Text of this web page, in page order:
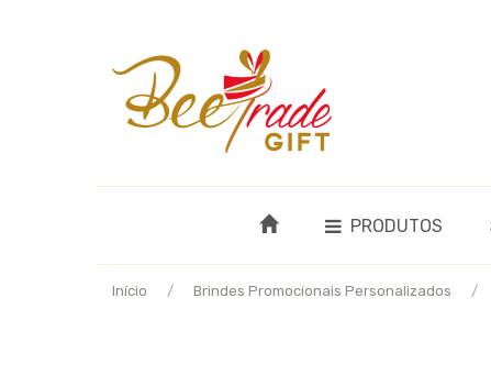
PRODUTOS
Início Brindes Promocionais Personalizados